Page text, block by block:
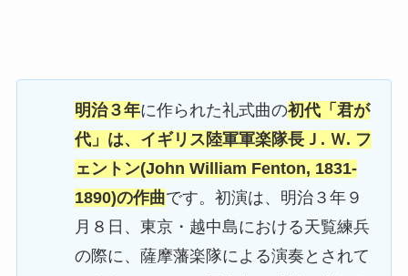
明治３年に作られた礼式曲の初代「君が
代」は、イギリス陸軍軍楽隊長Ｊ. Ｗ. フ
ェントン(John William Fenton, 1831-
1890)の作曲です。初演は、明治３年９
月８日、東京・越中島における天覧練兵
の際に、薩摩藩楽隊による演奏とされて